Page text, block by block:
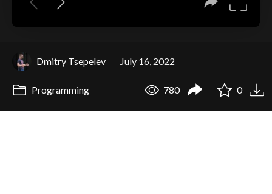
Dmitry Tsepelev July 16, 2022
Programming 780 0